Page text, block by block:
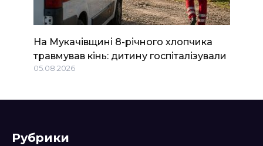
На Мукачівщині 8-річного хлопчика
травмував кінь: дитину госпіталізували
05.08.2026
Рубрики